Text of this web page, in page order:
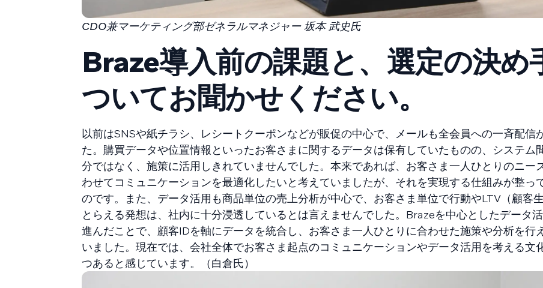
CDO兼マーケティング部ゼネラルマネジャー 坂本 武史氏
Braze導入前の課題と、選定の決め
ついてお聞かせください。
以前はSNSや紙チラシ、レシートクーポンなどが販促の中心で、メールも全会員への一斉配信
た。購買データや位置情報といったお客さまに関するデータは保有していたものの、システム
分ではなく、施策に活用しきれていませんでした。本来であれば、お客さま一人ひとりのニー
わせてコミュニケーションを最適化したいと考えていましたが、それを実現する仕組みが整っ
のです。また、データ活用も商品単位の売上分析が中心で、お客さま単位で行動やLTV（顧客
とらえる発想は、社内に十分浸透しているとは言えませんでした。Brazeを中心としたデータ
進んだことで、顧客IDを軸にデータを統合し、お客さま一人ひとりに合わせた施策や分析を行
いました。現在では、会社全体でお客さま起点のコミュニケーションやデータ活用を考える文
つあると感じています。（白倉氏）